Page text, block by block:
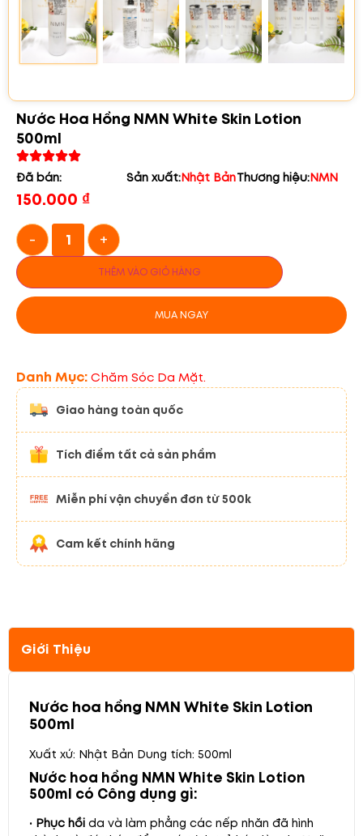
Nước Hoa Hồng NMN White Skin Lotion
500ml
Đã bán: Sản xuất:Nhật BảnThương hiệu:NMN
150.000 ₫
- +
THÊM VÀO GIỎ HÀNG
MUA NGAY
Danh Mục:Chăm Sóc Da Mặt.
Giao hàng toàn quốc
Tích điểm tất cả sản phẩm
Miễn phí vận chuyển đơn từ 500k
Cam kết chính hãng
Giới Thiệu
Nước hoa hồng NMN White Skin Lotion
500ml
Xuất xứ: Nhật Bản Dung tích: 500ml
Nước hoa hồng NMN White Skin Lotion
500ml có Công dụng gì:
• Phục hồi da và làm phẳng các nếp nhăn đã hình